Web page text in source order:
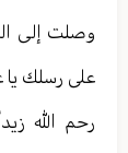
وصلت إلى
على رسلك يا
رحم الله